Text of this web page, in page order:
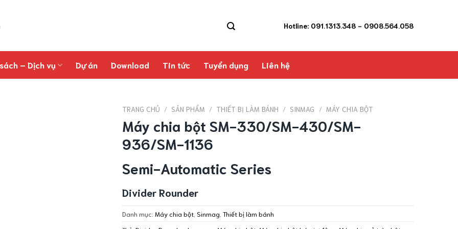
Hotline: 091.1313.348 - 0908.564.058
– Dịch vụ Dự án Download Tin tức Tuyển dụng Liên hệ
TRANG CHỦ / SẢN PHẨM / THIẾT BỊ LÀM BÁNH / SINMAG / MÁY CHIA BỘT
Máy chia bột SM-330/SM-430/SM-
936/SM-1136
Semi-Automatic Series
Divider Rounder
Danh mục: Máy chia bột Sinmag Thiết bị làm bánh